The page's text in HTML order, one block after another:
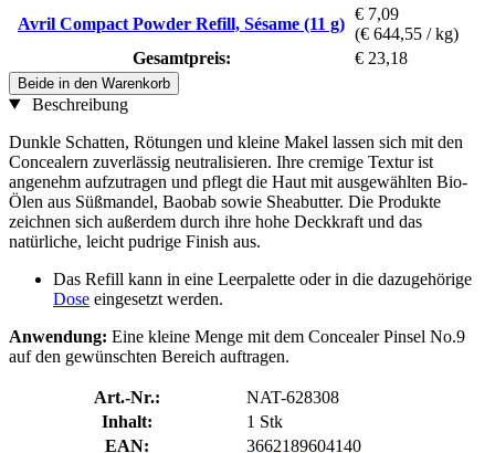
Avril Compact Powder Refill, Sésame (11 g)
€ 7,09
(€ 644,55 / kg)
Gesamtpreis:
€ 23,18
Beide in den Warenkorb
Beschreibung
Dunkle Schatten, Rötungen und kleine Makel lassen sich mit den
Concealern zuverlässig neutralisieren. Ihre cremige Textur ist
angenehm aufzutragen und pflegt die Haut mit ausgewählten Bio-
Ölen aus Süßmandel, Baobab sowie Sheabutter. Die Produkte
zeichnen sich außerdem durch ihre hohe Deckkraft und das
natürliche, leicht pudrige Finish aus.
Das Refill kann in eine Leerpalette oder in die dazugehörige
Dose eingesetzt werden.
Anwendung: Eine kleine Menge mit dem Concealer Pinsel No.9
auf den gewünschten Bereich auftragen.
Art.-Nr.:
NAT-628308
Inhalt:
1 Stk
EAN:
3662189604140